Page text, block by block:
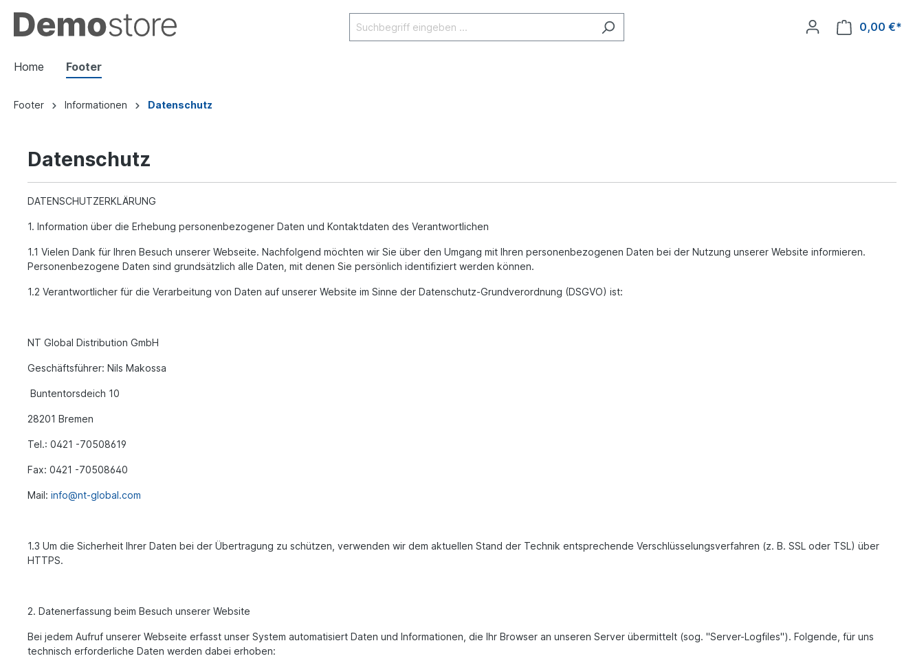
0,00 €*
Home Footer
Footer Informationen Datenschutz
Datenschutz
DATENSCHUTZERKLÄRUNG
1. Information über die Erhebung personenbezogener Daten und Kontaktdaten des Verantwortlichen
1.1 Vielen Dank für Ihren Besuch unserer Webseite. Nachfolgend möchten wir Sie über den Umgang mit Ihren personenbezogenen Daten bei der Nutzung unserer Website informieren.
Personenbezogene Daten sind grundsätzlich alle Daten, mit denen Sie persönlich identifiziert werden können.
1.2 Verantwortlicher für die Verarbeitung von Daten auf unserer Website im Sinne der Datenschutz-Grundverordnung (DSGVO) ist:
NT Global Distribution GmbH
Geschäftsführer: Nils Makossa
Buntentorsdeich 10
28201 Bremen
Tel.: 0421 -70508619
Fax: 0421 -70508640
Mail: info@nt-global.com
1.3 Um die Sicherheit Ihrer Daten bei der Übertragung zu schützen, verwenden wir dem aktuellen Stand der Technik entsprechende Verschlüsselungsverfahren (z. B. SSL oder TSL) über
HTTPS.
2. Datenerfassung beim Besuch unserer Website
Bei jedem Aufruf unserer Webseite erfasst unser System automatisiert Daten und Informationen, die Ihr Browser an unseren Server übermittelt (sog. "Server-Logfiles"). Folgende, für uns
technisch erforderliche Daten werden dabei erhoben: